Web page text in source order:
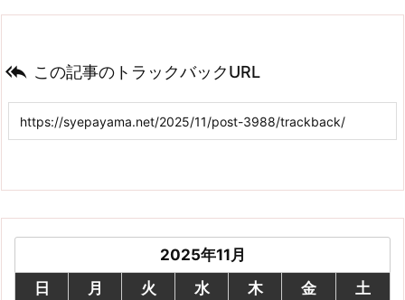
 この記事のトラックバックURL
2025年11月
日
月 火 水 木 金
土